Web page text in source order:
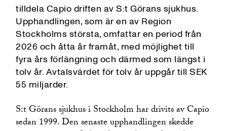
tilldela Capio driften av S:t Görans sjukhus.
Upphandlingen, som är en av Region
Stockholms största, omfattar en period från
2026 och åtta år framåt, med möjlighet till
fyra års förlängning och därmed som längst i
tolv år. Avtalsvärdet för tolv år uppgår till SEK
55 miljarder.
S:t Görans sjukhus i Stockholm har drivits av Capio
sedan 1999. Den senaste upphandlingen skedde